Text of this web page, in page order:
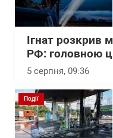
Ігнат розкрив
РФ: головною
5 серпня, 09:36
Події